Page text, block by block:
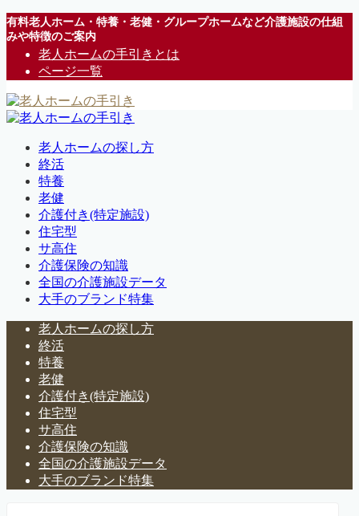
有料老人ホーム・特養・老健・グループホームなど介護施設の仕組
みや特徴のご案内
老人ホームの手引きとは
ページ一覧
老人ホームの探し方
終活
特養
老健
介護付き(特定施設)
住宅型
サ高住
介護保険の知識
全国の介護施設データ
大手のブランド特集
老人ホームの探し方
終活
特養
老健
介護付き(特定施設)
住宅型
サ高住
介護保険の知識
全国の介護施設データ
大手のブランド特集